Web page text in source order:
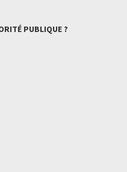
PUBLIQUE ?